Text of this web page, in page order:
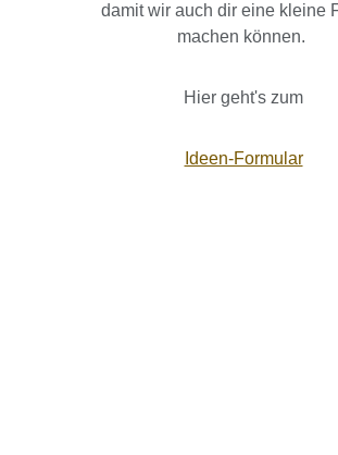
damit wir auch dir eine kleine
machen können.
Hier geht's zum
Ideen-Formular